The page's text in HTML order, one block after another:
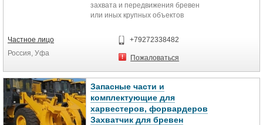
захвата и передвижения бревен
или иных крупных объектов
Частное лицо
Россия, Уфа
+79272338482
Пожаловаться
Запасные части и
комплектующие для
харвестеров, форвардеров
Захватчик для бревен